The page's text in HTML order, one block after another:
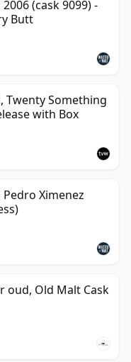
(cask 9099) -
Butt
Twenty Something
with Box
Ximenez
oud, Old Malt Cask